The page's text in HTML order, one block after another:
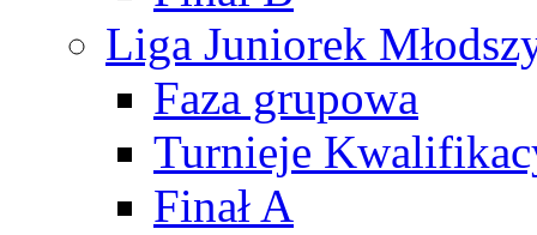
Liga Juniorek
Faza grupowa
Turnieje
Finał A